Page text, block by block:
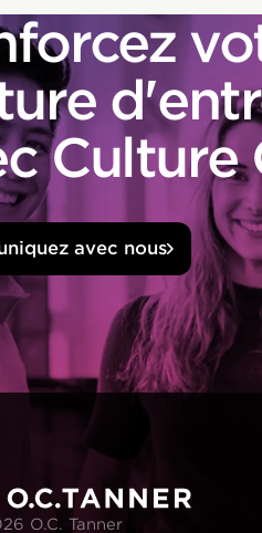
Culture
avec nous
O.C. Tanner